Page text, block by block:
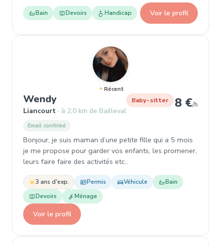
Bain Devoirs Handicap Voir le profil
Récent
Wendy, Garde d'enfant à Liancourt
Liancourt à 2,0 km de Bailleval
Baby-sitter 8 €/h
Email confirmé
Bonjour, je suis maman d’une petite fille qui a 5 mois
je me propose pour garder vos enfants, les promener,
leurs faire faire des activités etc..
3 ans d'exp. Permis Véhicule
Bain
Devoirs
Ménage
Voir le profil